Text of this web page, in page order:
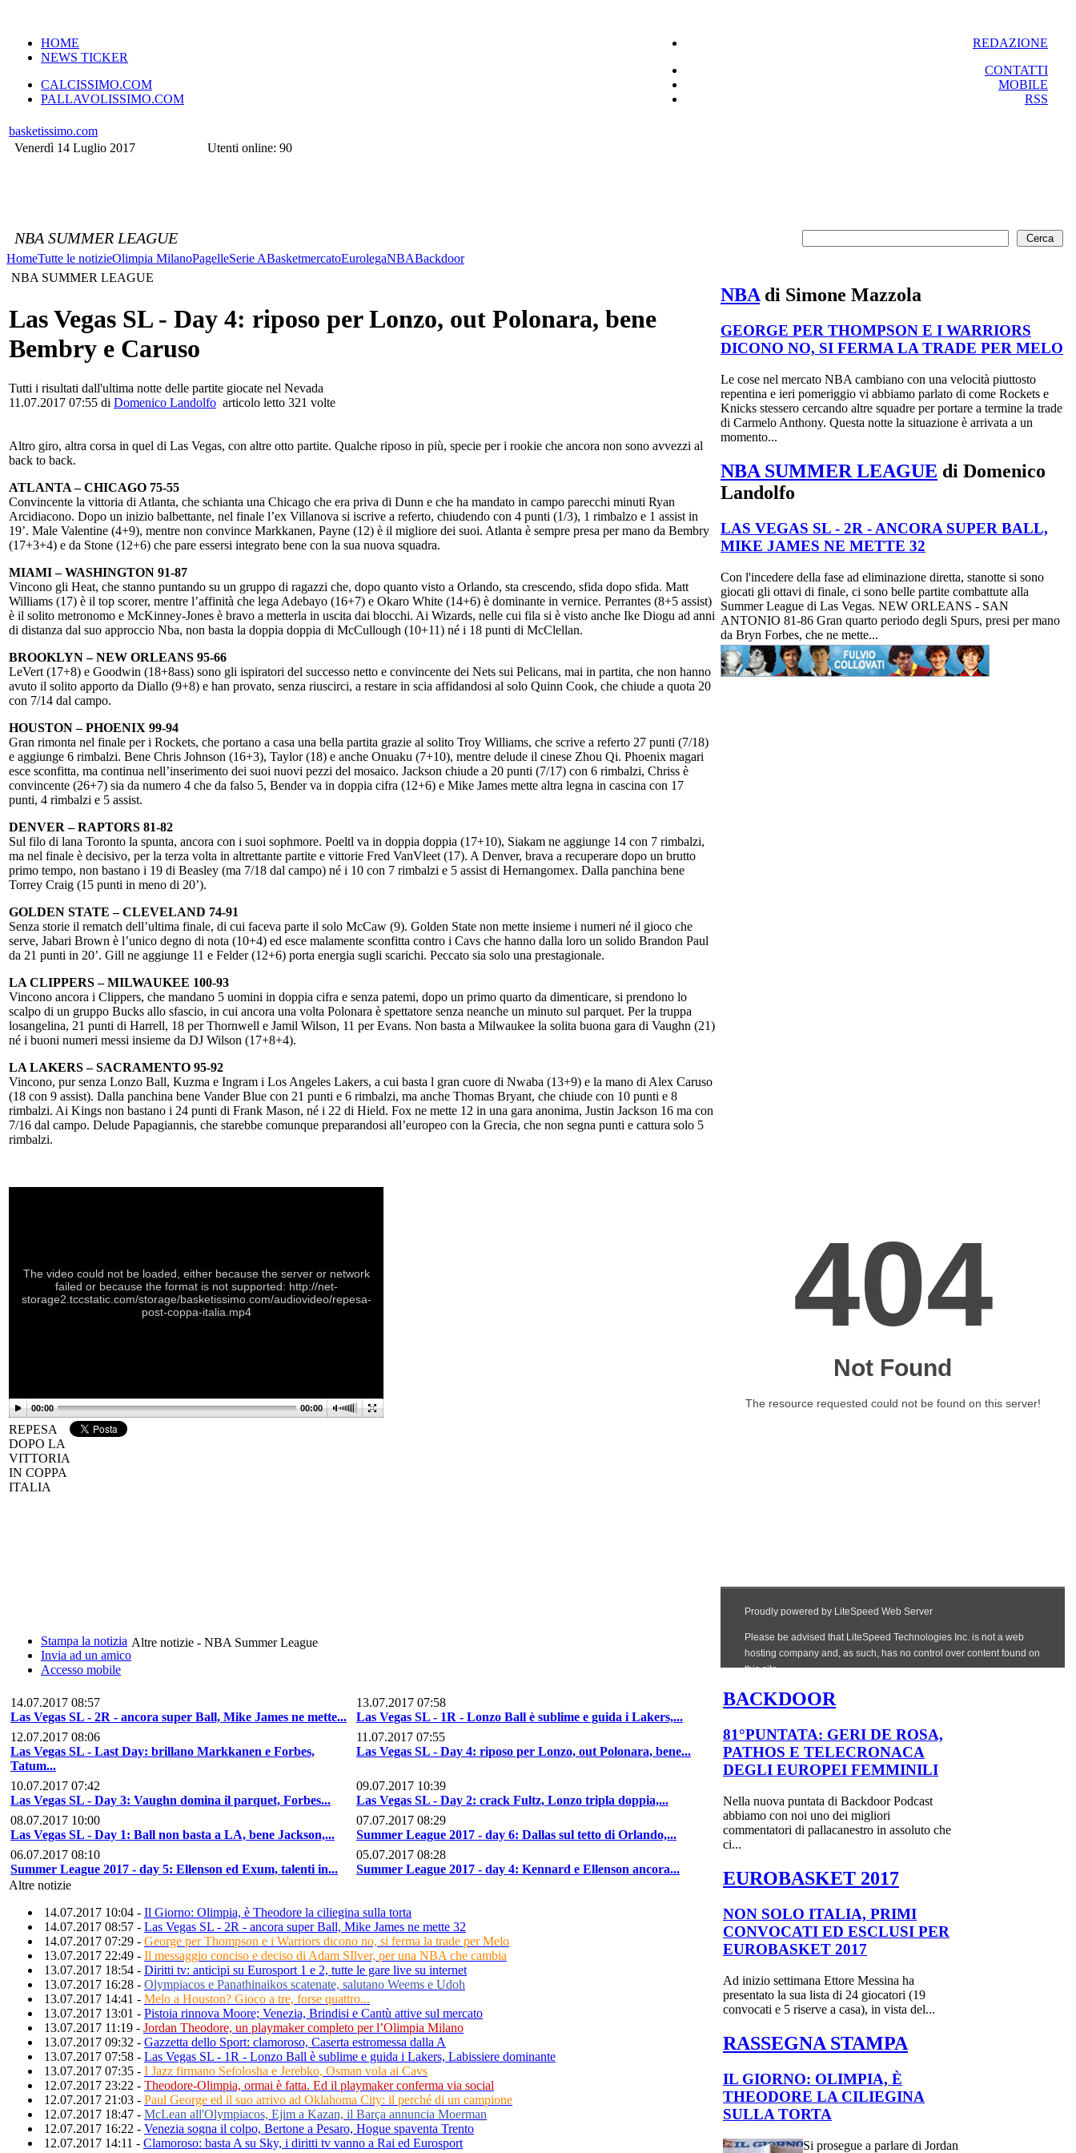
HOME
NEWS TICKER
CALCISSIMO.COM
PALLAVOLISSIMO.COM
REDAZIONE
CONTATTI
MOBILE
RSS
basketissimo.com
Venerdì 14 Luglio 2017
Utenti online: 90
NBA SUMMER LEAGUE
HomeTutte le notizieOlimpia MilanoPagelleSerie ABasketmercatoEurolegaNBABackdoor
NBA SUMMER LEAGUE
Las Vegas SL - Day 4: riposo per Lonzo, out Polonara, bene
Bembry e Caruso
Tutti i risultati dall'ultima notte delle partite giocate nel Nevada
11.07.2017 07:55 di Domenico Landolfo articolo letto 321 volte
Altro giro, altra corsa in quel di Las Vegas, con altre otto partite. Qualche riposo in più, specie per i rookie che ancora non sono avvezzi al
back to back.
ATLANTA – CHICAGO 75-55
Convincente la vittoria di Atlanta, che schianta una Chicago che era priva di Dunn e che ha mandato in campo parecchi minuti Ryan
Arcidiacono. Dopo un inizio balbettante, nel finale l’ex Villanova si iscrive a referto, chiudendo con 4 punti (1/3), 1 rimbalzo e 1 assist in
19’. Male Valentine (4+9), mentre non convince Markkanen, Payne (12) è il migliore dei suoi. Atlanta è sempre presa per mano da Bembry
(17+3+4) e da Stone (12+6) che pare essersi integrato bene con la sua nuova squadra.
MIAMI – WASHINGTON 91-87
Vincono gli Heat, che stanno puntando su un gruppo di ragazzi che, dopo quanto visto a Orlando, sta crescendo, sfida dopo sfida. Matt
Williams (17) è il top scorer, mentre l’affinità che lega Adebayo (16+7) e Okaro White (14+6) è dominante in vernice. Perrantes (8+5 assist)
è il solito metronomo e McKinney-Jones è bravo a metterla in uscita dai blocchi. Ai Wizards, nelle cui fila si è visto anche Ike Diogu ad anni
di distanza dal suo approccio Nba, non basta la doppia doppia di McCullough (10+11) né i 18 punti di McClellan.
BROOKLYN – NEW ORLEANS 95-66
LeVert (17+8) e Goodwin (18+8ass) sono gli ispiratori del successo netto e convincente dei Nets sui Pelicans, mai in partita, che non hanno
avuto il solito apporto da Diallo (9+8) e han provato, senza riuscirci, a restare in scia affidandosi al solo Quinn Cook, che chiude a quota 20
con 7/14 dal campo.
HOUSTON – PHOENIX 99-94
Gran rimonta nel finale per i Rockets, che portano a casa una bella partita grazie al solito Troy Williams, che scrive a referto 27 punti (7/18)
e aggiunge 6 rimbalzi. Bene Chris Johnson (16+3), Taylor (18) e anche Onuaku (7+10), mentre delude il cinese Zhou Qi. Phoenix magari
esce sconfitta, ma continua nell’inserimento dei suoi nuovi pezzi del mosaico. Jackson chiude a 20 punti (7/17) con 6 rimbalzi, Chriss è
convincente (26+7) sia da numero 4 che da falso 5, Bender va in doppia cifra (12+6) e Mike James mette altra legna in cascina con 17
punti, 4 rimbalzi e 5 assist.
DENVER – RAPTORS 81-82
Sul filo di lana Toronto la spunta, ancora con i suoi sophmore. Poeltl va in doppia doppia (17+10), Siakam ne aggiunge 14 con 7 rimbalzi,
ma nel finale è decisivo, per la terza volta in altrettante partite e vittorie Fred VanVleet (17). A Denver, brava a recuperare dopo un brutto
primo tempo, non bastano i 19 di Beasley (ma 7/18 dal campo) né i 10 con 7 rimbalzi e 5 assist di Hernangomex. Dalla panchina bene
Torrey Craig (15 punti in meno di 20’).
GOLDEN STATE – CLEVELAND 74-91
Senza storie il rematch dell’ultima finale, di cui faceva parte il solo McCaw (9). Golden State non mette insieme i numeri né il gioco che
serve, Jabari Brown è l’unico degno di nota (10+4) ed esce malamente sconfitta contro i Cavs che hanno dalla loro un solido Brandon Paul
da 21 punti in 20’. Gill ne aggiunge 11 e Felder (12+6) porta energia sugli scarichi. Peccato sia solo una prestagionale.
LA CLIPPERS – MILWAUKEE 100-93
Vincono ancora i Clippers, che mandano 5 uomini in doppia cifra e senza patemi, dopo un primo quarto da dimenticare, si prendono lo
scalpo di un gruppo Bucks allo sfascio, in cui ancora una volta Polonara è spettatore senza neanche un minuto sul parquet. Per la truppa
losangelina, 21 punti di Harrell, 18 per Thornwell e Jamil Wilson, 11 per Evans. Non basta a Milwaukee la solita buona gara di Vaughn (21)
né i buoni numeri messi insieme da DJ Wilson (17+8+4).
LA LAKERS – SACRAMENTO 95-92
Vincono, pur senza Lonzo Ball, Kuzma e Ingram i Los Angeles Lakers, a cui basta l gran cuore di Nwaba (13+9) e la mano di Alex Caruso
(18 con 9 assist). Dalla panchina bene Vander Blue con 21 punti e 6 rimbalzi, ma anche Thomas Bryant, che chiude con 10 punti e 8
rimbalzi. Ai Kings non bastano i 24 punti di Frank Mason, né i 22 di Hield. Fox ne mette 12 in una gara anonima, Justin Jackson 16 ma con
7/16 dal campo. Delude Papagiannis, che starebbe comunque preparandosi all’europeo con la Grecia, che non segna punti e cattura solo 5
rimbalzi.
The video could not be loaded, either because the server or network
failed or because the format is not supported: http://net-
storage2.tccstatic.com/storage/basketissimo.com/audiovideo/repesa-
post-coppa-italia.mp4
00:00 00:00
REPESA
DOPO LA
VITTORIA
IN COPPA
ITALIA
Stampa la notizia
Invia ad un amico
Accesso mobile
Altre notizie - NBA Summer League
14.07.2017 08:57
Las Vegas SL - 2R - ancora super Ball, Mike James ne mette...
13.07.2017 07:58
Las Vegas SL - 1R - Lonzo Ball è sublime e guida i Lakers,...
12.07.2017 08:06
Las Vegas SL - Last Day: brillano Markkanen e Forbes,
Tatum...
11.07.2017 07:55
Las Vegas SL - Day 4: riposo per Lonzo, out Polonara, bene...
10.07.2017 07:42
Las Vegas SL - Day 3: Vaughn domina il parquet, Forbes...
09.07.2017 10:39
Las Vegas SL - Day 2: crack Fultz, Lonzo tripla doppia,...
08.07.2017 10:00
Las Vegas SL - Day 1: Ball non basta a LA, bene Jackson,...
07.07.2017 08:29
Summer League 2017 - day 6: Dallas sul tetto di Orlando,...
06.07.2017 08:10
Summer League 2017 - day 5: Ellenson ed Exum, talenti in...
05.07.2017 08:28
Summer League 2017 - day 4: Kennard e Ellenson ancora...
Altre notizie
14.07.2017 10:04 - Il Giorno: Olimpia, è Theodore la ciliegina sulla torta
14.07.2017 08:57 - Las Vegas SL - 2R - ancora super Ball, Mike James ne mette 32
14.07.2017 07:29 - George per Thompson e i Warriors dicono no, si ferma la trade per Melo
13.07.2017 22:49 - Il messaggio conciso e deciso di Adam SIlver, per una NBA che cambia
13.07.2017 18:54 - Diritti tv: anticipi su Eurosport 1 e 2, tutte le gare live su internet
13.07.2017 16:28 - Olympiacos e Panathinaikos scatenate, salutano Weems e Udoh
13.07.2017 14:41 - Melo a Houston? Gioco a tre, forse quattro...
13.07.2017 13:01 - Pistoia rinnova Moore; Venezia, Brindisi e Cantù attive sul mercato
13.07.2017 11:19 - Jordan Theodore, un playmaker completo per l’Olimpia Milano
13.07.2017 09:32 - Gazzetta dello Sport: clamoroso, Caserta estromessa dalla A
13.07.2017 07:58 - Las Vegas SL - 1R - Lonzo Ball è sublime e guida i Lakers, Labissiere dominante
13.07.2017 07:35 - I Jazz firmano Sefolosha e Jerebko, Osman vola ai Cavs
12.07.2017 23:22 - Theodore-Olimpia, ormai è fatta. Ed il playmaker conferma via social
12.07.2017 21:03 - Paul George ed il suo arrivo ad Oklahoma City: il perché di un campione
12.07.2017 18:47 - McLean all'Olympiacos, Ejim a Kazan, il Barça annuncia Moerman
12.07.2017 16:22 - Venezia sogna il colpo, Bertone a Pesaro, Hogue spaventa Trento
12.07.2017 14:11 - Clamoroso: basta A su Sky, i diritti tv vanno a Rai ed Eurosport
NBA di Simone Mazzola
GEORGE PER THOMPSON E I WARRIORS
DICONO NO, SI FERMA LA TRADE PER MELO
Le cose nel mercato NBA cambiano con una velocità piuttosto
repentina e ieri pomeriggio vi abbiamo parlato di come Rockets e
Knicks stessero cercando altre squadre per portare a termine la trade
di Carmelo Anthony. Questa notte la situazione è arrivata a un
momento...
NBA SUMMER LEAGUE di Domenico
Landolfo
LAS VEGAS SL - 2R - ANCORA SUPER BALL,
MIKE JAMES NE METTE 32
Con l'incedere della fase ad eliminazione diretta, stanotte si sono
giocati gli ottavi di finale, ci sono belle partite combattute alla
Summer League di Las Vegas. NEW ORLEANS - SAN
ANTONIO 81-86 Gran quarto periodo degli Spurs, presi per mano
da Bryn Forbes, che ne mette...
BACKDOOR
81°PUNTATA: GERI DE ROSA,
PATHOS E TELECRONACA
DEGLI EUROPEI FEMMINILI
Nella nuova puntata di Backdoor Podcast
abbiamo con noi uno dei migliori
commentatori di pallacanestro in assoluto che
ci...
EUROBASKET 2017
NON SOLO ITALIA, PRIMI
CONVOCATI ED ESCLUSI PER
EUROBASKET 2017
Ad inizio settimana Ettore Messina ha
presentato la sua lista di 24 giocatori (19
convocati e 5 riserve a casa), in vista del...
RASSEGNA STAMPA
IL GIORNO: OLIMPIA, È
THEODORE LA CILIEGINA
SULLA TORTA
Si prosegue a parlare di Jordan